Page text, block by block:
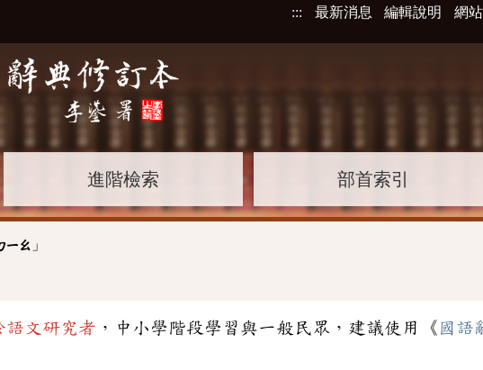
::: 最新消息 編輯說明 網
進階檢索 部首索引
ㄧㄠ 」
語文研究者 ，中小學階段學習與一般民眾，建議使用《 國語